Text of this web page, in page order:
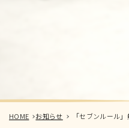
HOME お知らせ 「セブンルール